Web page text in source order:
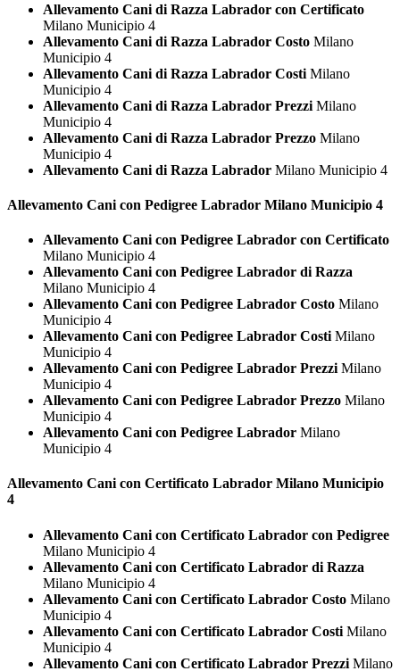
Allevamento Cani di Razza Labrador con Certificato
Milano Municipio 4
Allevamento Cani di Razza Labrador Costo Milano
Municipio 4
Allevamento Cani di Razza Labrador Costi Milano
Municipio 4
Allevamento Cani di Razza Labrador Prezzi Milano
Municipio 4
Allevamento Cani di Razza Labrador Prezzo Milano
Municipio 4
Allevamento Cani di Razza Labrador Milano Municipio 4
Allevamento Cani con Pedigree Labrador Milano Municipio 4
Allevamento Cani con Pedigree Labrador con Certificato
Milano Municipio 4
Allevamento Cani con Pedigree Labrador di Razza
Milano Municipio 4
Allevamento Cani con Pedigree Labrador Costo Milano
Municipio 4
Allevamento Cani con Pedigree Labrador Costi Milano
Municipio 4
Allevamento Cani con Pedigree Labrador Prezzi Milano
Municipio 4
Allevamento Cani con Pedigree Labrador Prezzo Milano
Municipio 4
Allevamento Cani con Pedigree Labrador Milano
Municipio 4
Allevamento Cani con Certificato Labrador Milano Municipio
4
Allevamento Cani con Certificato Labrador con Pedigree
Milano Municipio 4
Allevamento Cani con Certificato Labrador di Razza
Milano Municipio 4
Allevamento Cani con Certificato Labrador Costo Milano
Municipio 4
Allevamento Cani con Certificato Labrador Costi Milano
Municipio 4
Allevamento Cani con Certificato Labrador Prezzi Milano